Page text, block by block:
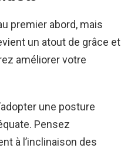
premier abord, mais
un atout de grâce et
améliorer votre
une posture
Pensez
à l’inclinaison des